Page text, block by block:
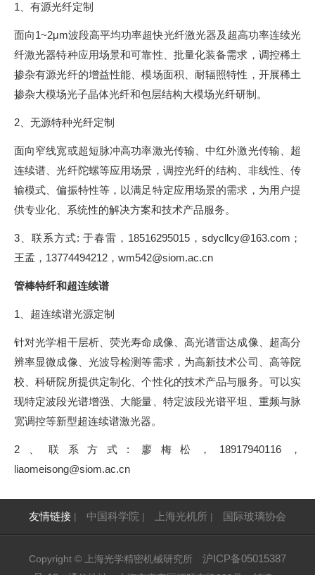
1、有源光纤定制
面向1~2μm波段高平均功率超快光纤激光器及超高功率连续光
纤激光器特种应用场景和可靠性、批量化装备需求，调控稀土
掺杂有源光纤的增益性能、模场面积、耐辐照特性，开展稀土
掺杂大模场光子晶体光纤和包层结构大模场光纤研制。
2、无源特种光纤定制
面向窄线宽或超短脉冲高功率激光传输、中红外激光传输、超
连续谱、光纤陀螺等应用场景，调控光纤的结构、非线性、传
输模式、偏振特性等，以满足特定应用场景的需求，为用户提
供专业化、系统性的解决方案和技术产品服务。
3、联系方式: 于春雷，18516295015，sdycllcy@163.com；
王孟，13774494212，wm542@siom.ac.cn
管棒特纤和超连续谱
1、超连续谱光源定制
针对光学相干层析、荧光寿命成像、高光谱雷达成像、超高分
辨率显微成像、光波导检测等需求，为高新技术公司、高等院
校、科研院所提供定制化、个性化的技术产品与服务。可以实
现特定波段光谱增强、大能量、特定波段光谱平坦、重频与脉
宽调控等新型超连续谱激光器。
2、联系方式: 廖梅松，18917940116，
liaomeisong@siom.ac.cn
友情链接 | 中国科学院 | 上海光机所 | 国际玻璃协会
Copyright © 上海光学精密机械研究所 沪ICP备05015387